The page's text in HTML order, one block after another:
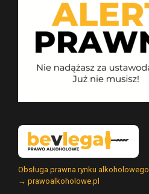
Obsługa prawna rynku alkoholowego
→ prawoalkoholowe.pl